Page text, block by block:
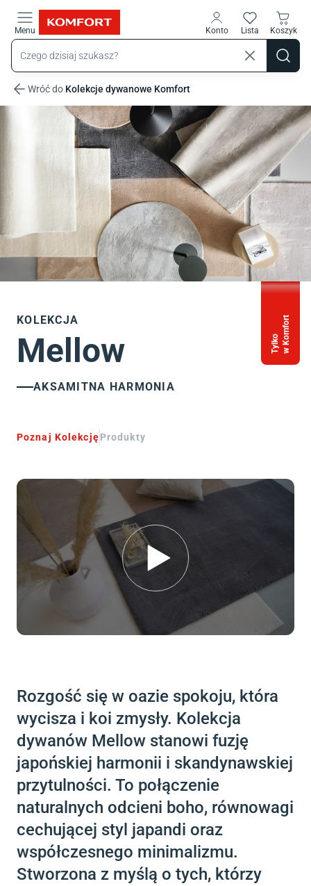
Menu Konto Lista Koszyk
Wróć do Kolekcje dywanowe Komfort
KOLEKCJA
Mellow
AKSAMITNA HARMONIA
Poznaj KolekcjęProdukty
Tylkow Komfort
Rozgość się w oazie spokoju, która
wycisza i koi zmysły. Kolekcja
dywanów Mellow stanowi fuzję
japońskiej harmonii i skandynawskiej
przytulności. To połączenie
naturalnych odcieni boho, równowagi
cechującej styl japandi oraz
współczesnego minimalizmu.
Stworzona z myślą o tych, którzy